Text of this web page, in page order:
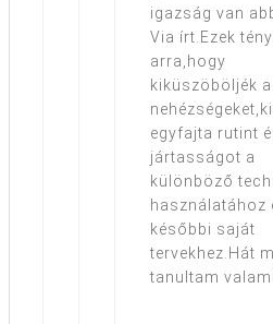
igazság van
Via írt.Ezek
arra,hogy
kiküszöböljék a
egyfajta rutint
jártasságot a
különböző
használatához
későbbi saját
tervekhez.Hát
tanultam